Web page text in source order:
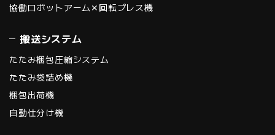
協働ロボットアーム✕回転プレス機
搬送システム
たたみ梱包圧縮システム
たたみ袋詰め機
梱包出荷機
自動仕分け機